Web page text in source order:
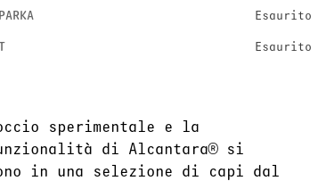
Esaurito
Esaurito
sperimentale e la
di Alcantara® si
in una selezione di capi dal